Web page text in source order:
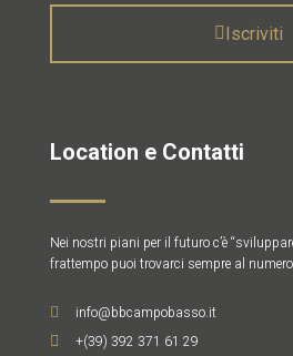
Iscriviti
Location e Contatti
Nei nostri piani per il futuro c’è
frattempo puoi trovarci sempre al
info@bbcampobasso.it
+(39) 392 371 61 29